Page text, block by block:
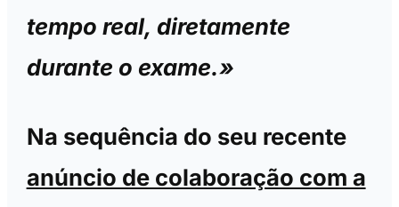
tempo real, diretamente
durante o exame.»
Na sequência do seu recente
anúncio de colaboração com a